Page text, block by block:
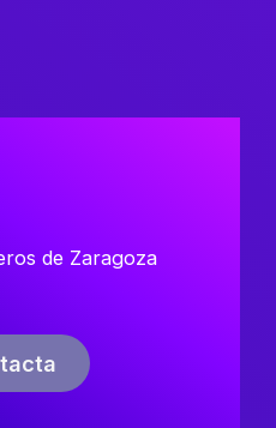
de Zaragoza